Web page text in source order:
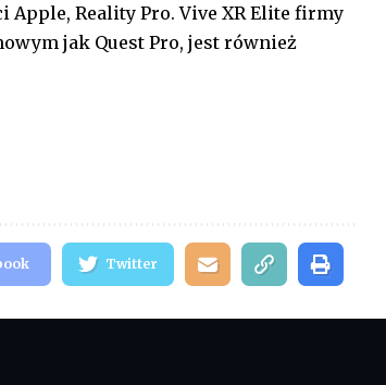
Apple, Reality Pro. Vive XR Elite firmy
jak Quest Pro, jest również
Twitter